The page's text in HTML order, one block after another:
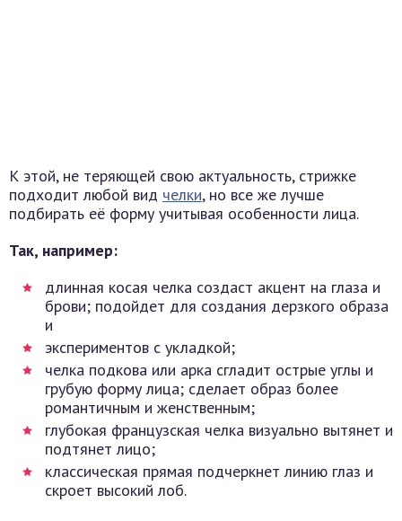
К этой, не теряющей свою актуальность, стрижке
подходит любой вид челки, но все же лучше
подбирать её форму учитывая особенности лица.
Так, например:
длинная косая челка создаст акцент на глаза и
брови; подойдет для создания дерзкого образа
и
экспериментов с укладкой;
челка подкова или арка сгладит острые углы и
грубую форму лица; сделает образ более
романтичным и женственным;
глубокая французская челка визуально вытянет и
подтянет лицо;
классическая прямая подчеркнет линию глаз и
скроет высокий лоб.